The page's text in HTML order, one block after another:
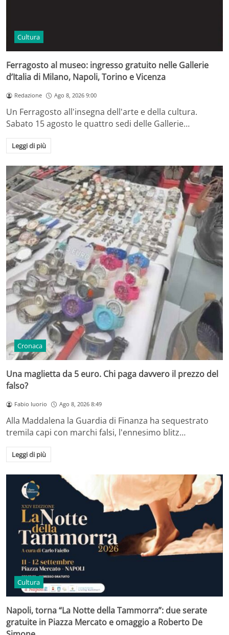
Cultura
Ferragosto al museo: ingresso gratuito nelle Gallerie
d’Italia di Milano, Napoli, Torino e Vicenza
Redazione Ago 8, 2026 9:00
Un Ferragosto all'insegna dell'arte e della cultura.
Sabato 15 agosto le quattro sedi delle Gallerie…
Leggi di più
Cronaca
Una maglietta da 5 euro. Chi paga davvero il prezzo del
falso?
Fabio Iuorio Ago 8, 2026 8:49
Alla Maddalena la Guardia di Finanza ha sequestrato
tremila capi con marchi falsi, l'ennesimo blitz…
Leggi di più
Cultura
Napoli, torna “La Notte della Tammorra”: due serate
gratuite in Piazza Mercato e omaggio a Roberto De